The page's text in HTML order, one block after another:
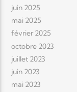
juin 2025
mai 2025
février 2025
octobre 2023
juillet 2023
juin 2023
mai 2023